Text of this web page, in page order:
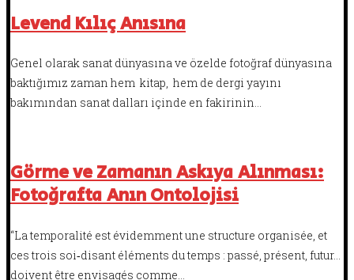
Levend Kılıç Anısına
Genel olarak sanat dünyasına ve özelde fotoğraf dünyasına
baktığımız zaman hem kitap, hem de dergi yayını
bakımından sanat dalları içinde en fakirinin…
Görme ve Zamanın Askıya Alınması:
Fotoğrafta Anın Ontolojisi
“La temporalité est évidemment une structure organisée, et
ces trois soi‑disant éléments du temps : passé, présent, futur…
doivent être envisagés comme…